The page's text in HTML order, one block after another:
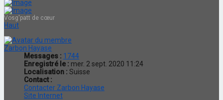
Vosg'patt de cœur
Haut
Zarbon Hayase
Messages : 1744
Enregistré le : mer. 2 sept. 2020 11:24
Localisation : Suisse
Contact :
Contacter Zarbon Hayase
Site Internet